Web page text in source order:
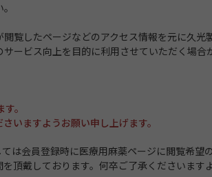
覧したページなどのアクセス情報を元に久光
ービス向上を目的に利用させていただく場合
。
いますようお願い申し上げます。
は会員登録時に医療用麻薬ページに閲覧希望
頂戴しております。何卒ご了承くださいます